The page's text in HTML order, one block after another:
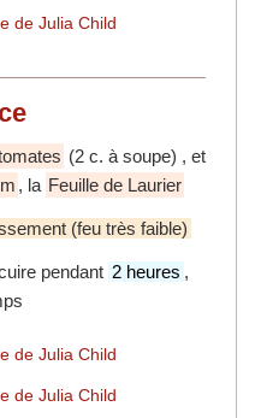
(2 c. à soupe) , et
, la Feuille de Laurier
(feu très faible)
pendant 2 heures ,